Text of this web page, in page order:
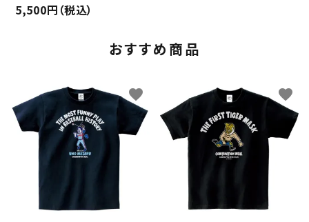
5,500円（税込）
おすすめ商品
favorite favorite